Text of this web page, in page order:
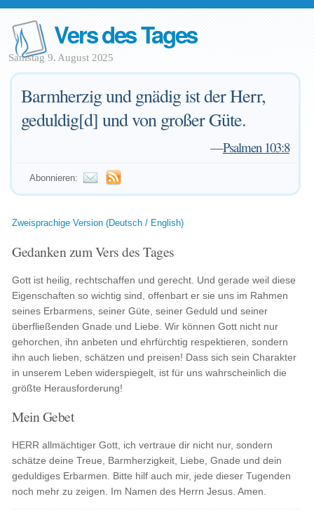
Vers des Tages
Samstag 9. August 2025
Barmherzig und gnädig ist der Herr,
geduldig[d] und von großer Güte.
—Psalmen 103:8
Abonnieren:
Zweisprachige Version (Deutsch / English)
Gedanken zum Vers des Tages
Gott ist heilig, rechtschaffen und gerecht. Und gerade weil diese
Eigenschaften so wichtig sind, offenbart er sie uns im Rahmen
seines Erbarmens, seiner Güte, seiner Geduld und seiner
überfließenden Gnade und Liebe. Wir können Gott nicht nur
gehorchen, ihn anbeten und ehrfürchtig respektieren, sondern
ihn auch lieben, schätzen und preisen! Dass sich sein Charakter
in unserem Leben widerspiegelt, ist für uns wahrscheinlich die
größte Herausforderung!
Mein Gebet
HERR allmächtiger Gott, ich vertraue dir nicht nur, sondern
schätze deine Treue, Barmherzigkeit, Liebe, Gnade und dein
geduldiges Erbarmen. Bitte hilf auch mir, jede dieser Tugenden
noch mehr zu zeigen. Im Namen des Herrn Jesus. Amen.